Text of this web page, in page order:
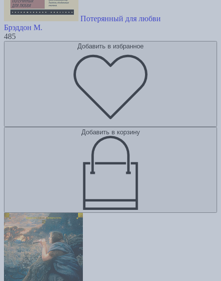
Потерянный для любви
Брэддон М.
485
Добавить в избранное
Добавить в корзину